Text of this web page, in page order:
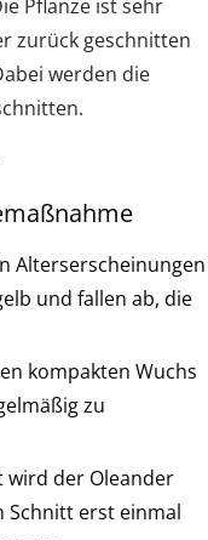
Pflanze ist sehr
zurück geschnitten
werden die
Alterserscheinungen
und fallen ab, die
kompakten Wuchs
zu
wird der Oleander
Schnitt erst einmal